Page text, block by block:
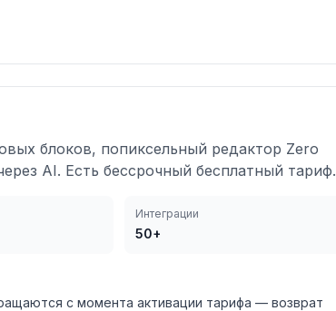
блоков, попиксельный редактор Zero
AI. Есть бессрочный бесплатный тариф.
Интеграции
50+
с момента активации тарифа — возврат